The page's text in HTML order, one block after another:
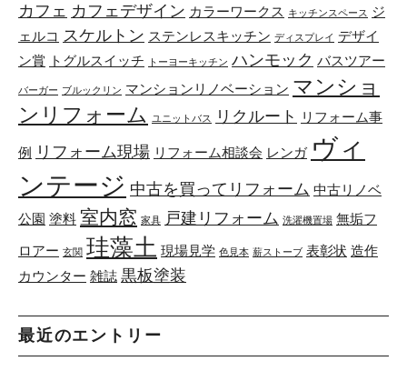
カフェ カフェデザイン カラーワークス キッチンスペース ジ
ェルコ スケルトン ステンレスキッチン ディスプレイ デザイ
ン賞 トグルスイッチ トーヨーキッチン ハンモック バスツアー
バーガー ブルックリン マンションリノベーション マンショ
ンリフォーム
ユニットバス リクルート リフォーム事
例 リフォーム現場 リフォーム相談会 レンガ ヴィ
ンテージ 中古を買ってリフォーム 中古リノベ
公園 塗料 室内窓 家具 戸建リフォーム 洗濯機置場 無垢フ
ロアー 玄関 珪藻土 現場見学 色見本 薪ストーブ 表彰状 造作
カウンター 雑誌 黒板塗装
最近のエントリー